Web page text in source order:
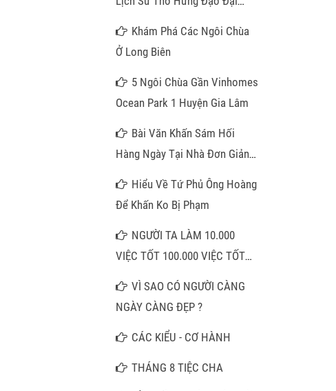
Khám Phá Các Ngôi Chùa
Ở Long Biên
5 Ngôi Chùa Gần Vinhomes
Ocean Park 1 Huyện Gia Lâm
Bài Văn Khấn Sám Hối
Hàng Ngày Tại Nhà Đơn Giản
Hiểu Về Tứ Phủ Ông Hoàng
Để Khấn Ko Bị Phạm
NGƯỜI TA LÀM 10.000
VIỆC TỐT 100.000 VIỆC TỐT
KHÔNG BẰNG QUÝ VỊ NIỆM
MỘT CÂU NAM MÔ A DI ĐÀ
VÌ SAO CÓ NGƯỜI CÀNG
NGÀY CÀNG ĐẸP ?
CÁC KIỂU - CƠ HÀNH
THÁNG 8 TIỆC CHA